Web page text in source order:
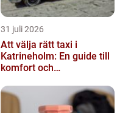
31 juli 2026
Att välja rätt taxi i
Katrineholm: En guide till
komfort och